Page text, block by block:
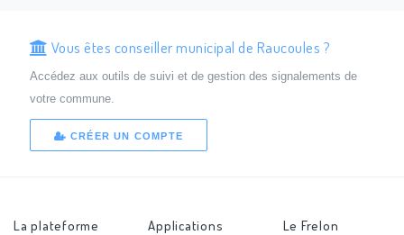
Vous êtes conseiller municipal de Raucoules ?
Accédez aux outils de suivi et de gestion des signalements de
votre commune.
CRÉER UN COMPTE
La plateforme
Applications
Le Frelon